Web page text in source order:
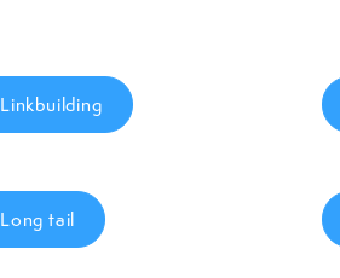
Linkbuilding
Long tail